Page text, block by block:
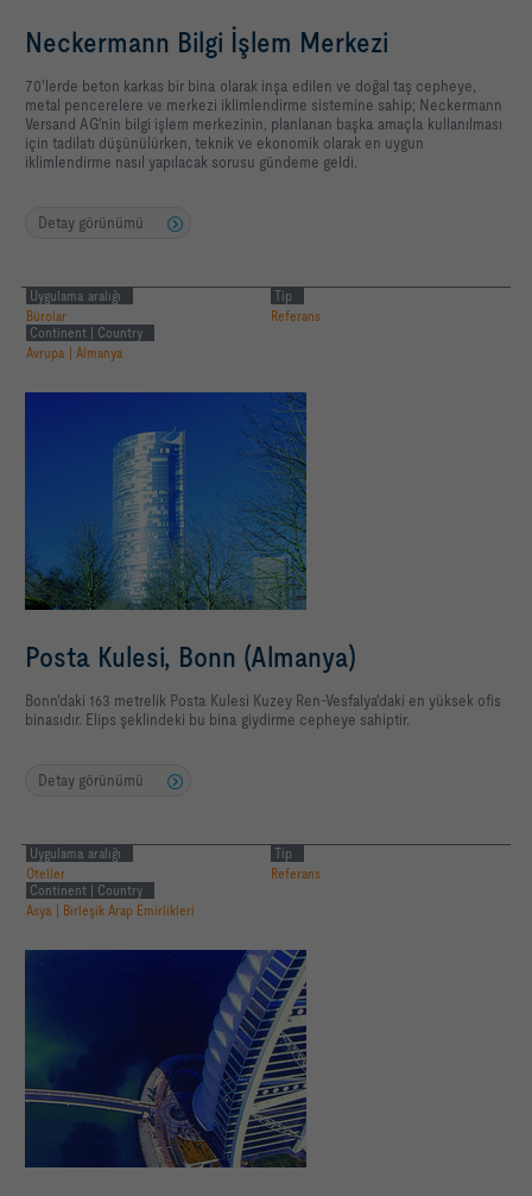
Neckermann Bilgi İşlem Merkezi
70'lerde beton karkas bir bina olarak inşa edilen ve doğal taş cepheye,
metal pencerelere ve merkezi iklimlendirme sistemine sahip; Neckermann
Versand AG'nin bilgi işlem merkezinin, planlanan başka amaçla kullanılması
için tadilatı düşünülürken, teknik ve ekonomik olarak en uygun
iklimlendirme nasıl yapılacak sorusu gündeme geldi.
Detay görünümü
Uygulama aralığı
Bürolar
Tip
Referans
Continent | Country
Avrupa | Almanya
Posta Kulesi, Bonn (Almanya)
Bonn'daki 163 metrelik Posta Kulesi Kuzey Ren-Vesfalya'daki en yüksek ofis
binasıdır. Elips şeklindeki bu bina giydirme cepheye sahiptir.
Detay görünümü
Uygulama aralığı
Oteller
Tip
Referans
Continent | Country
Asya | Birleşik Arap Emirlikleri